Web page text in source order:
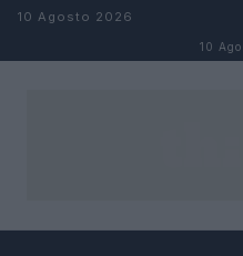
Salta al contenuto
10 Agosto 2026
10